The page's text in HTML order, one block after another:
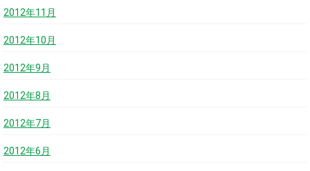
2012年11月
2012年10月
2012年9月
2012年8月
2012年7月
2012年6月